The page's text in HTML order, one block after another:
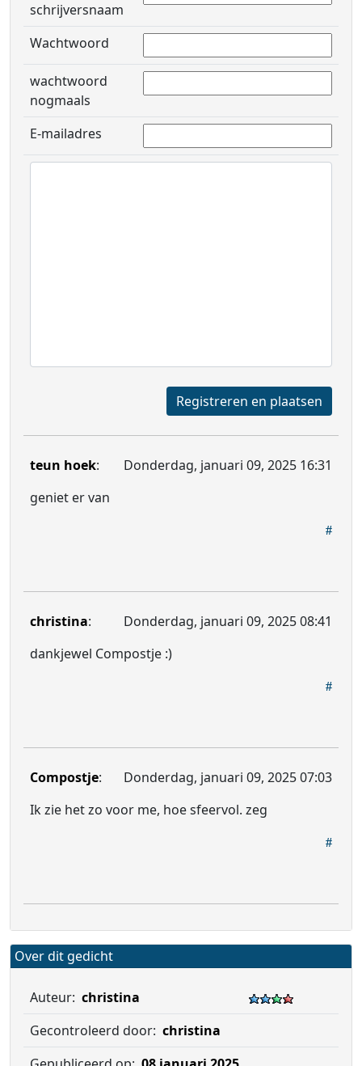
schrijversnaam
Wachtwoord
wachtwoord
nogmaals
E-mailadres
Registreren en plaatsen
teun hoek:
Donderdag, januari 09, 2025 16:31
geniet er van
christina:
Donderdag, januari 09, 2025 08:41
dankjewel Compostje :)
Compostje:
Donderdag, januari 09, 2025 07:03
Ik zie het zo voor me, hoe sfeervol. zeg
Over dit gedicht
Auteur: christina
Gecontroleerd door: christina